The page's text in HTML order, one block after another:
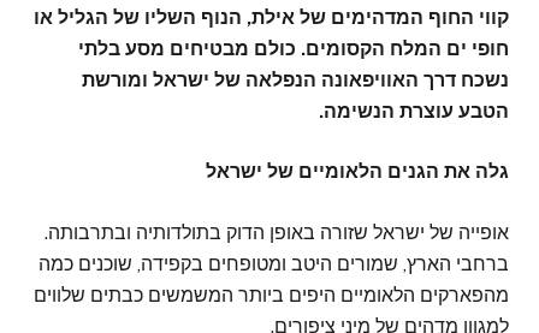
קווי החוף המדהימים של אילת, הנוף השליו של הגליל או
חופי ים המלח הקסומים. כולם מבטיחים מסע בלתי
נשכח דרך האוויפאונה הנפלאה של ישראל ומורשת
הטבע עוצרת הנשימה.
גלה את הגנים הלאומיים של ישראל
אופייה של ישראל שזורה באופן הדוק בתולדותיה ובתרבותה.
ברחבי הארץ, שמורים היטב ומטופחים בקפידה, שוכנים כמה
מהפארקים הלאומיים היפים ביותר המשמשים כבתים שלווים
למגוון מדהים של מיני ציפורים.